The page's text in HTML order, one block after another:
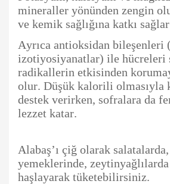
mineraller yönünden zengin
ve kemik sağlığına katkı
Ayrıca antioksidan
izotiyosiyanatlar) ile hücreleri
radikallerin etkisinden
olur. Düşük kalorili olmasıyla
destek verirken, sofralara da
lezzet katar.
Alabaş’ı çiğ olarak salatalarda,
yemeklerinde, zeytinyağlılarda
haşlayarak tüketebilirsiniz.